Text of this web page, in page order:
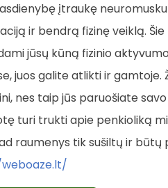
įtraukę
ir bendrą fizinę veiklą.
jūsų kūną fizinio
juos galite atlikti ir
nes taip jūs paruošiate
turi trukti apie penkioliką
raumenys tik sušiltų ir